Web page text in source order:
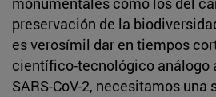
preservación de la
es verosímil dar en tiempos
científico-tecnológico análogo
SARS-CoV-2, necesitamos una